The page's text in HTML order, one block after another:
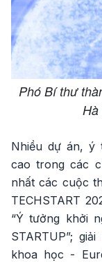
Phó Bí thư
Nhiều dự án, ý
cao trong các
nhất các cuộc
TECHSTART
“Ý tưởng khởi
STARTUP”;
khoa học -